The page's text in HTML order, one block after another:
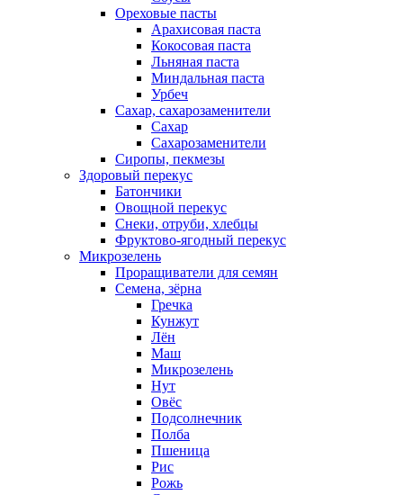
Ореховые пасты
Арахисовая паста
Кокосовая паста
Льняная паста
Миндальная паста
Урбеч
Сахар, сахарозаменители
Сахар
Сахарозаменители
Сиропы, пекмезы
Здоровый перекус
Батончики
Овощной перекус
Снеки, отруби, хлебцы
Фруктово-ягодный перекус
Микрозелень
Проращиватели для семян
Семена, зёрна
Гречка
Кунжут
Лён
Маш
Микрозелень
Нут
Овёс
Подсолнечник
Полба
Пшеница
Рис
Рожь